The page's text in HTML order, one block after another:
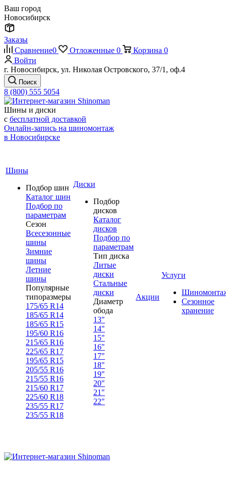
Ваш город
Новосибирск
Заказы
Сравнение0 Отложенные 0 Корзина 0
Войти
г. Новосибирск, ул. Николая Островского, 37/1, оф.4
Поиск
8 (800) 555 5054
Шины и диски
с бесплатной доставкой
Онлайн-запись на шиномонтаж
в Новосибирске
Шины
Подбор шин
Каталог шин
Подбор по
параметрам
Сезон
Всесезонные
шины
Зимние
шины
Летние
шины
Популярные
типоразмеры
175/65 R14
185/65 R14
185/65 R15
195/60 R16
215/65 R16
225/65 R17
195/65 R15
205/55 R16
215/55 R16
215/60 R17
225/60 R18
235/55 R17
235/55 R18
Диски
Подбор
дисков
Каталог
дисков
Подбор по
параметрам
Тип диска
Литые
диски
Стальные
диски
Диаметр
обода
13"
14"
15"
16"
17"
18"
19"
20"
21"
22"
Акции
Услуги
Сезонное
хранение